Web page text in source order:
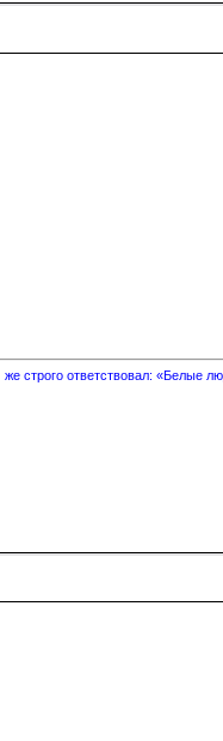
строго ответствовал: «Белые